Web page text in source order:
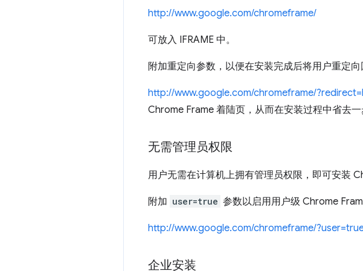
http://www.google.com/chromeframe/
可放入 IFRAME 中。
附加重定向参数，以便在安装完成后将用户重定向
http://www.google.com/chromeframe/
Chrome Frame 着陆页，从而在安装过程中省去一
无需管理员权限
用户无需在计算机上拥有管理员权限，即可安装
附加 user=true 参数以启用用户级 Chrome
http://www.google.com/chromeframe/
企业安装